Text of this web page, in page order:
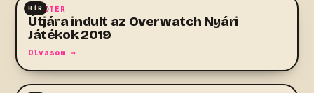
HÍR
SHOOTER
Útjára indult az Overwatch Nyári
Játékok 2019
Olvasom →